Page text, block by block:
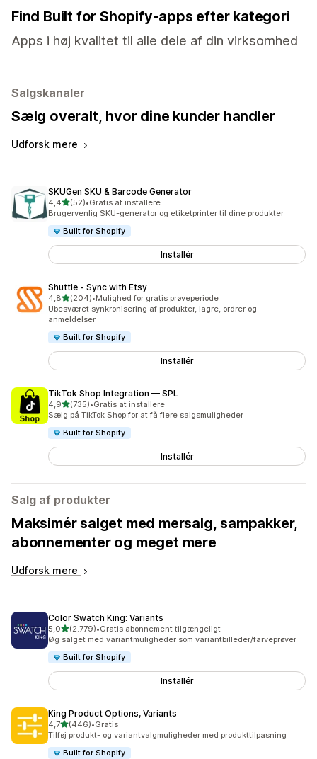
Find Built for Shopify-apps efter kategori
Apps i høj kvalitet til alle dele af din virksomhed
Salgskanaler
Sælg overalt, hvor dine kunder handler
Udforsk mere
SKUGen SKU & Barcode Generator
4,4ud af 5 stjerner
(52)
52 anmeldelser i alt
•Gratis at installere
Brugervenlig SKU-generator og etiketprinter til dine produkter
Built for Shopify
Installér
Shuttle ‑ Sync with Etsy
4,8ud af 5 stjerner
(204)
204 anmeldelser i alt
•Mulighed for gratis prøveperiode
Ubesværet synkronisering af produkter, lagre, ordrer og
anmeldelser
Built for Shopify
Installér
TikTok Shop Integration — SPL
4,9ud af 5 stjerner
(735)
735 anmeldelser i alt
•Gratis at installere
Sælg på TikTok Shop for at få flere salgsmuligheder
Built for Shopify
Installér
Salg af produkter
Maksimér salget med mersalg, sampakker,
abonnementer og meget mere
Udforsk mere
Color Swatch King: Variants
5,0ud af 5 stjerner
(2.779)
2779 anmeldelser i alt
•Gratis abonnement tilgængeligt
Øg salget med variantmuligheder som variantbilleder/farveprøver
Built for Shopify
Installér
King Product Options, Variants
4,7ud af 5 stjerner
(446)
446 anmeldelser i alt
•Gratis
Tilføj produkt- og variantvalgmuligheder med produkttilpasning
Built for Shopify